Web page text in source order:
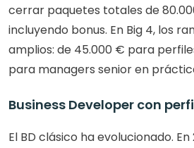
cerrar paquetes totales de
incluyendo bonus. En Big 4, los
amplios: de 45.000 € para
para managers senior en
Business Developer con
El BD clásico ha evolucionado.